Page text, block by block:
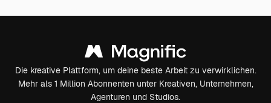
Die kreative Plattform, um deine beste Arbeit zu verwirklichen.
Mehr als 1 Million Abonnenten unter Kreativen, Unternehmen,
Agenturen und Studios.